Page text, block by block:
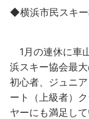
◆横浜市民スキ
1月の連休に車
浜スキー協会最
初心者、ジュニ
ート（上級者）
ヤーにも満足し